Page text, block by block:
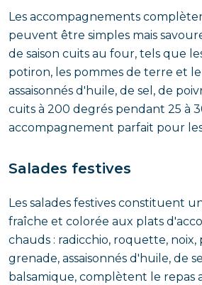
Les accompagnements
peuvent être simples mais
de saison cuits au four, tels que
potiron, les pommes de terre et
assaisonnés d'huile, de sel, de
cuits à 200 degrés pendant 25 à
accompagnement parfait pour
Salades festives
Les salades festives constituent
fraîche et colorée aux plats
chauds : radicchio, roquette, noix,
grenade, assaisonnés d'huile, de
balsamique, complètent le repas